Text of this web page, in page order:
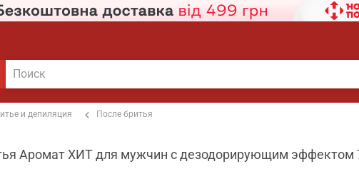
и депиляция После бритья
Аромат ХИТ для мужчин с дезодорирующим эффектом